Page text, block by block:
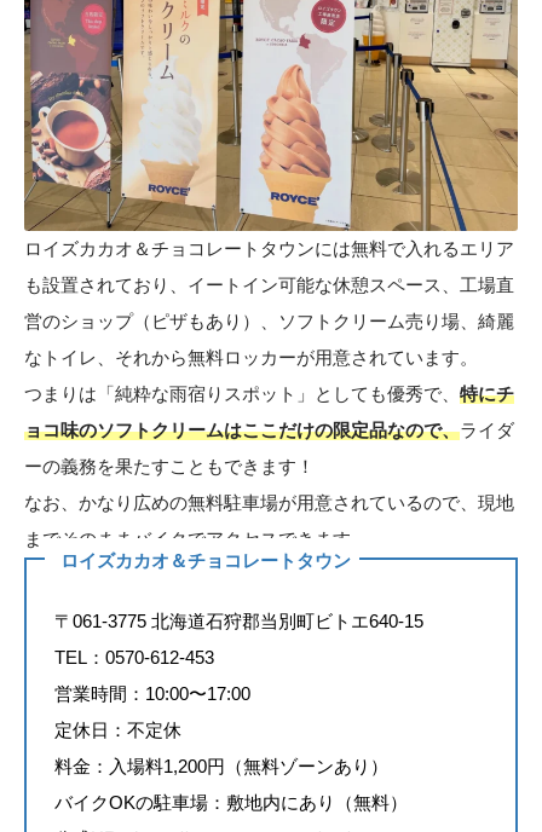
ロイズカカオ＆チョコレートタウンには無料で入れるエリア
も設置されており、イートイン可能な休憩スペース、工場直
営のショップ（ピザもあり）、ソフトクリーム売り場、綺麗
なトイレ、それから無料ロッカーが用意されています。
つまりは「純粋な雨宿りスポット」としても優秀で、 特にチ
ョコ味のソフトクリームはここだけの限定品なので、ライダ
ーの義務を果たすこともできます！
なお、かなり広めの無料駐車場が用意されているので、現地
までそのままバイクでアクセスできます。
ロイズカカオ＆チョコレートタウン
〒061-3775 北海道石狩郡当別町ビトエ640-15
TEL：0570-612-453
営業時間：10:00〜17:00
定休日：不定休
料金：入場料1,200円（無料ゾーンあり）
バイクOKの駐車場：敷地内にあり（無料）